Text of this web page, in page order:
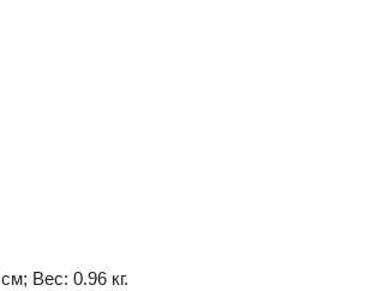
Вес: 0.96 кг.